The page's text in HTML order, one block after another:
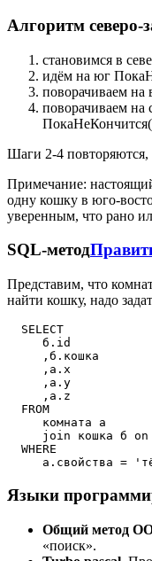
Алгоритм северо-
становимся в
идём на юг
поворачиваем на
поворачиваем на
Шаги 2-4 повторяются,
Примечание:
одну кошку в юго-
уверенным, что рано
SQL-метод
Представим, что
найти кошку, надо
  SELECT
     б.id
     ,б.кошка
     ,а.x
     ,а.y
     ,а.z
  FROM
     комната а
join кошка б
  WHERE
Языки
Общий метод
«поиск».